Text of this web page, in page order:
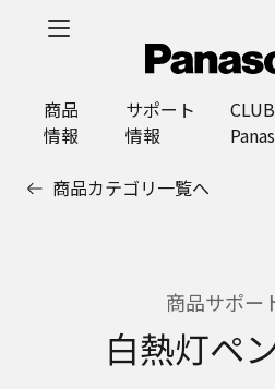
商品
情報
サポート
情報
CLUB
商品カテゴリ一覧へ
商品サポー
白熱灯ペ